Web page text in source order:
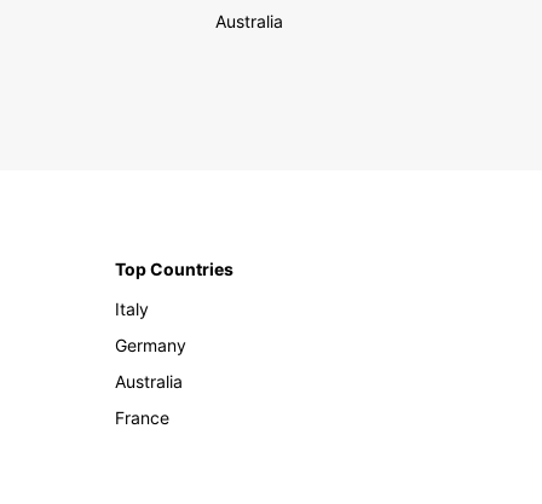
Australia
Top Countries
Italy
Germany
Australia
France